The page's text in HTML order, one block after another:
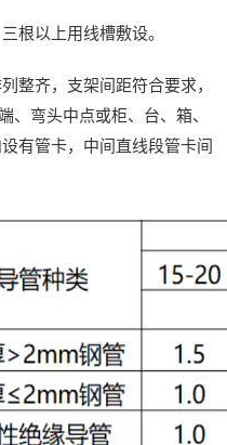
根以上用线槽敷设。
整齐，支架间距符合要求，
、弯头中点或柜、台、箱、
有管卡，中间直线段管卡间